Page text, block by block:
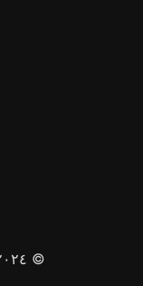
© ٢٠٢٤-٢٠٢٦، فريق كاست عربي